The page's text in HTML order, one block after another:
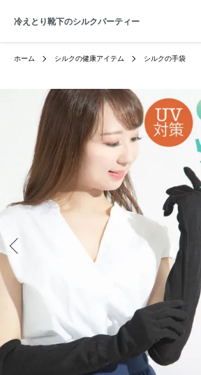
冷えとり靴下のシルクパーティー
ホーム シルクの健康アイテム シルクの手袋